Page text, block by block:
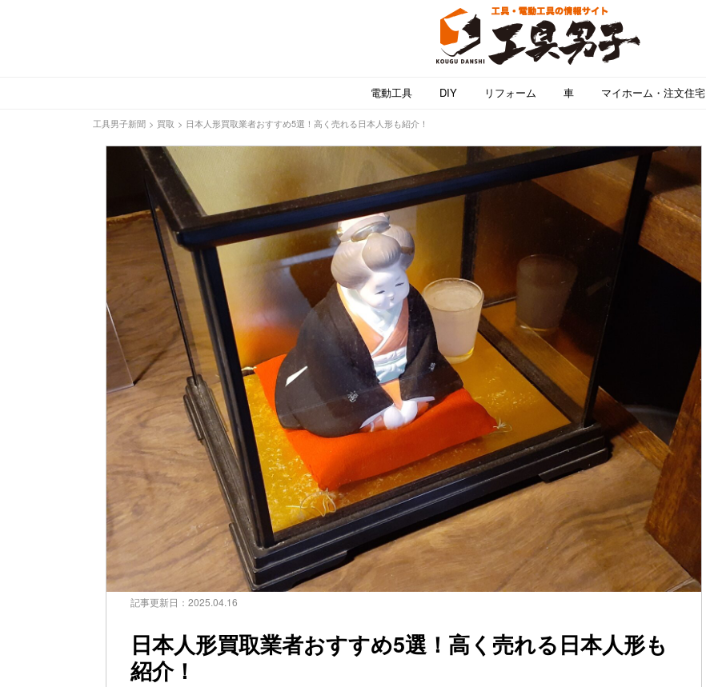
電動工具 DIY リフォーム 車 マイホーム・注文住宅
工具男子新聞 > 買取 > 日本人形買取業者おすすめ5選！高く売れる日本人形も紹介！
記事更新日： 2025.04.16
日本人形買取業者おすすめ5選！高く売れる日本人形も
紹介！